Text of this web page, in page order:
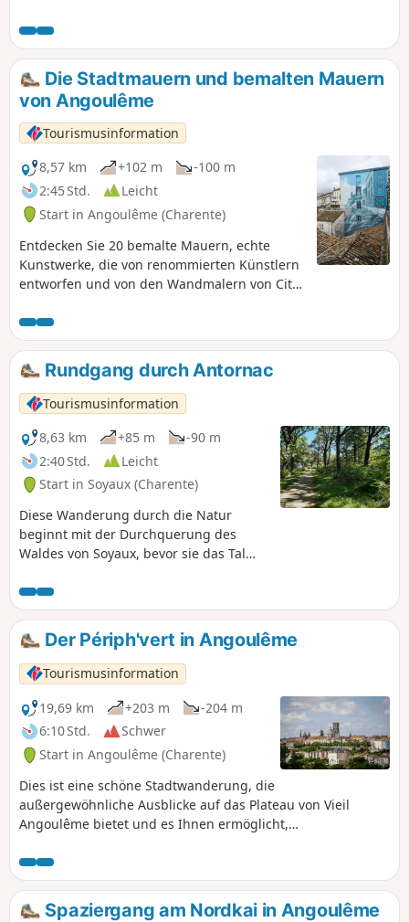
Er endet mit einem schönen 1 km langen
Abschnitt entlang des Südufers.
Die Stadtmauern und bemalten Mauern
von Angoulême
Tourismusinformation
8,57 km
+102 m
-100 m
2:45 Std.
Leicht
Start in Angoulême (Charente)
Entdecken Sie 20 bemalte Mauern, echte
Kunstwerke, die von renommierten Künstlern
entworfen und von den Wandmalern von Cité
Felsvorsprung aus, der die Täler der Charente
und der Anguienne überragt, bietet
Angoulême dem Spaziergänger
bemerkenswerte Ausblicke.
Rundgang durch Antornac
Tourismusinformation
8,63 km
+85 m
-90 m
2:40 Std.
Leicht
Start in Soyaux (Charente)
Diese Wanderung durch die Natur
beginnt mit der Durchquerung des
Waldes von Soyaux, bevor sie das Tal
Felsen von Entreroches verläuft. Nach
dem Passieren des Tors Saint-Martial in
Antornac offenbaren sich dem
Wanderer zunächst das Logis de
Montboulard, dann der alte Ortskern
und die Kirche Saint-Matthieu.
Der Périph'vert in Angoulême
Tourismusinformation
19,69 km
+203 m
-204 m
6:10 Std.
Schwer
Start in Angoulême (Charente)
Dies ist eine schöne Stadtwanderung, die
außergewöhnliche Ausblicke auf das Plateau von Vieil
Angoulême bietet und es Ihnen ermöglicht,
Soyaux, L'Isle d'Espagnac und Gond Pontouvre zu
entdecken. Diese Route ist gelb markiert.
Spaziergang am Nordkai in Angoulême